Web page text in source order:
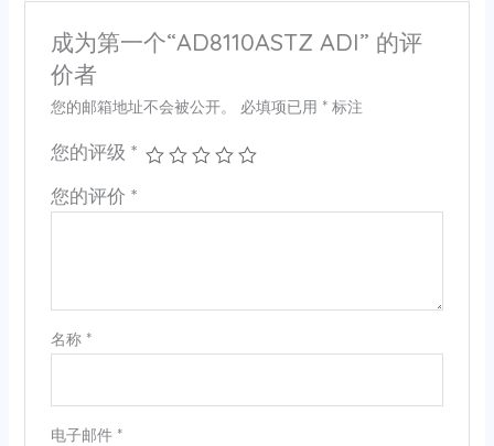
成为第一个“AD8110ASTZ ADI” 的评
价者
您的邮箱地址不会被公开。 必填项已用 *标注
您的评级 *
您的评价 *
名称 *
电子邮件 *